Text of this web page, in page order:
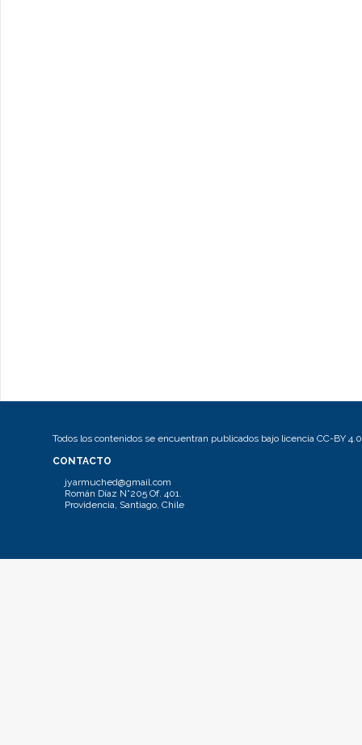
Todos los contenidos se encuentran publicados bajo licencia CC-BY 4.0
CONTACTO
jyarmuched@gmail.com
Román Díaz N°205 Of. 401.
Providencia, Santiago, Chile